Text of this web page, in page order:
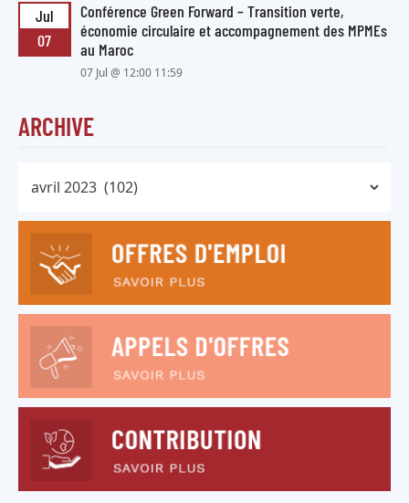
Jul
07
Conférence Green Forward – Transition verte,
économie circulaire et accompagnement des MPMEs
au Maroc
07 Jul @ 12:00 11:59
ARCHIVE